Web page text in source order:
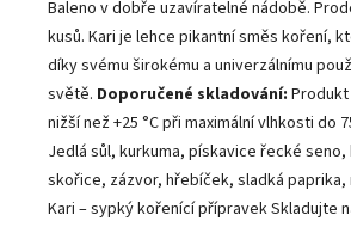
Baleno v dobře uzavíratelné nádobě.
kusů. Kari je lehce pikantní směs koření,
díky svému širokému a univerzálnímu
světě. Doporučené skladování:
nižší než +25 °C při maximální vlhkosti do
Jedlá sůl, kurkuma, pískavice řecké seno,
skořice, zázvor, hřebíček, sladká
Kari – sypký kořenící přípravek Skladujte